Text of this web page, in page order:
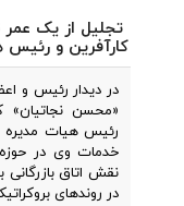
تجلیل از یک
کارآفرین و رئیس
در دیدار رئیس و
«محسن
رئیس هیات مدیره
خدمات وی در
نقش اتاق
در روندهای